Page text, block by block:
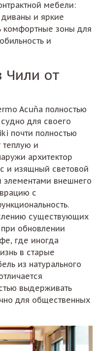
мебели:
и яркие
комфортные зоны для
и
Чили от
Acuña полностью
для своего
почти полностью
теплую и
архитектор
и изящный световой
внешнего
с
существующих
обновлении
где иногда
в старые
из натурального
выдерживать
для общественных